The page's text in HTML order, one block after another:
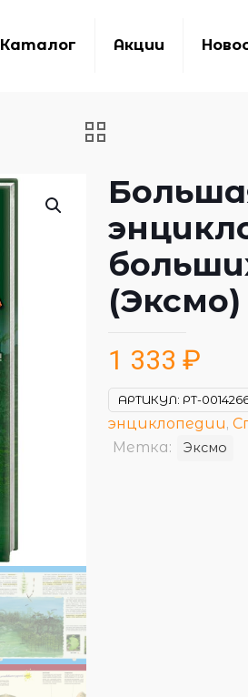
Каталог Акции
(Эксмо)
1 333 ₽
АРТИКУЛ: РТ-
энциклопедии,
Метка:
Эксмо